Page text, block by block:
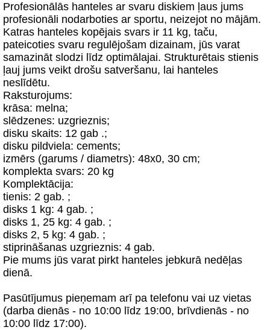
Profesionālās hanteles ar svaru diskiem ļaus jums
profesionāli nodarboties ar sportu, neizejot no mājām.
Katras hanteles kopējais svars ir 11 kg, taču,
pateicoties svaru regulējošam dizainam, jūs varat
samazināt slodzi līdz optimālajai. Strukturētais stienis
ļauj jums veikt drošu satveršanu, lai hanteles
neslīdētu.
Raksturojums:
krāsa: melna;
slēdzenes: uzgrieznis;
disku skaits: 12 gab .;
disku pildviela: cements;
izmērs (garums / diametrs): 48x0, 30 cm;
komplekta svars: 20 kg
Komplektācija:
tienis: 2 gab. ;
disks 1 kg: 4 gab. ;
disks 1, 25 kg: 4 gab. ;
disks 2, 5 kg: 4 gab. ;
stiprināšanas uzgrieznis: 4 gab.
Pie mums jūs varat pirkt hanteles jebkurā nedēļas
dienā.
Pasūtījumus pieņemam arī pa telefonu vai uz vietas
(darba dienās - no 10:00 līdz 19:00, brīvdienās - no
10:00 līdz 17:00).